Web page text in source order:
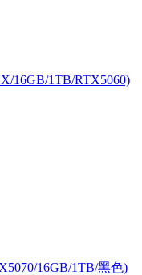
16GB/1TB/RTX5060)
16GB/1TB/黑色)